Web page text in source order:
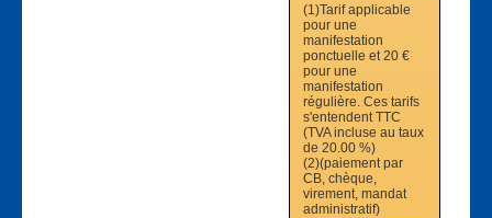
(1)Tarif applicable
pour une
manifestation
ponctuelle et 20 €
pour une
manifestation
régulière. Ces tarifs
s'entendent TTC
(TVA incluse au taux
de 20.00 %)
(2)(paiement par
CB, chèque,
virement, mandat
administratif)